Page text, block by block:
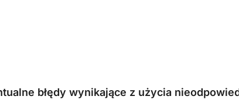
błędy wynikające z użycia